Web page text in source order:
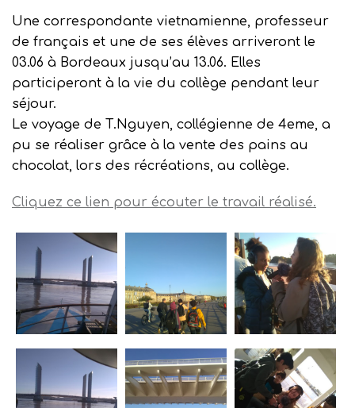
Une correspondante vietnamienne, professeur
de français et une de ses élèves arriveront le
03.06 à Bordeaux jusqu’au 13.06. Elles
participeront à la vie du collège pendant leur
séjour.
Le voyage de T.Nguyen, collégienne de 4eme, a
pu se réaliser grâce à la vente des pains au
chocolat, lors des récréations, au collège.
Cliquez ce lien pour écouter le travail réalisé.